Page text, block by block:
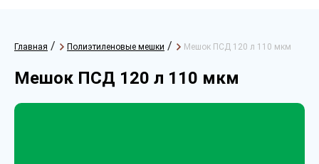
Главная / Полиэтиленовые мешки / Мешок ПСД 120 л 110 мкм
Мешок ПСД 120 л 110 мкм